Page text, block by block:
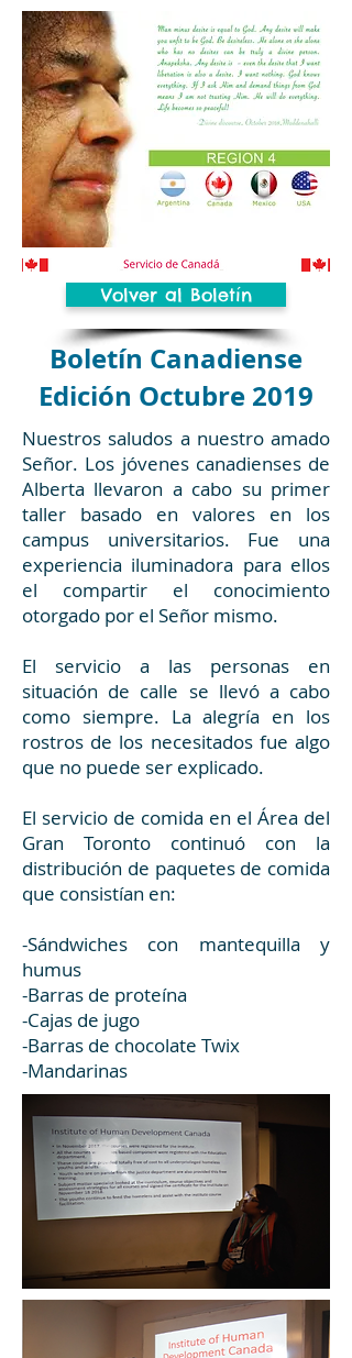
Volver al Boletín
Boletín Canadiense
Edición Octubre 2019
Nuestros saludos a nuestro amado
Señor. Los jóvenes canadienses de
Alberta llevaron a cabo su primer
taller basado en valores en los
campus universitarios. Fue una
experiencia iluminadora para ellos
el compartir el conocimiento
otorgado por el Señor mismo.
El servicio a las personas en
situación de calle se llevó a cabo
como siempre. La alegría en los
rostros de los necesitados fue algo
que no puede ser explicado.
El servicio de comida en el Área del
Gran Toronto continuó con la
distribución de paquetes de comida
que consistían en:
-Sándwiches con mantequilla y
humus
-Barras de proteína
-Cajas de jugo
-Barras de chocolate Twix
-Mandarinas